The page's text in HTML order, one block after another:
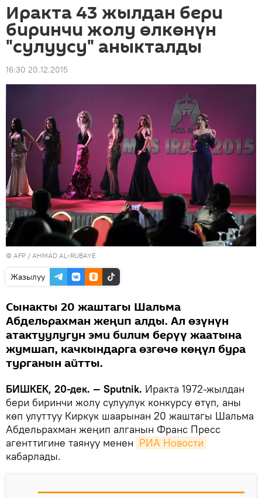
Иракта 43 жылдан бери
биринчи жолу өлкөнүн
"сулуусу" аныкталды
16:30 20.12.2015
© AFP / AHMAD AL-RUBAYE
Жазылуу
Сынакты 20 жаштагы Шальма
Абдельрахман жеңип алды. Ал өзүнүн
атактуулугун эми билим берүү жаатына
жумшап, качкындарга өзгөчө көңүл бура
турганын айтты.
БИШКЕК, 20-дек. — Sputnik. Иракта 1972-жылдан
бери биринчи жолу сулуулук конкурсу өтүп, аны
көп улуттуу Киркук шаарынан 20 жаштагы Шальма
Абдельрахман жеңип алганын Франс Пресс
агенттигине таянуу менен РИА Новости
кабарлады.